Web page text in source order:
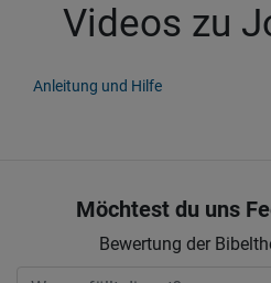
Videos zu
Anleitung und Hilfe
Möchtest du uns
Bewertung der